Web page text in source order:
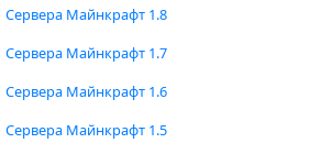
Сервера Майнкрафт 1.8
Сервера Майнкрафт 1.7
Сервера Майнкрафт 1.6
Сервера Майнкрафт 1.5